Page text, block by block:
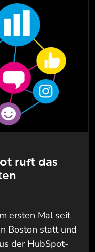
ruft das
ersten Mal seit
Boston statt und
der HubSpot-